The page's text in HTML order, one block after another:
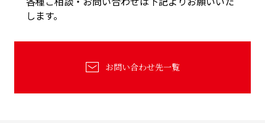
します。
お問い合わせ先一覧